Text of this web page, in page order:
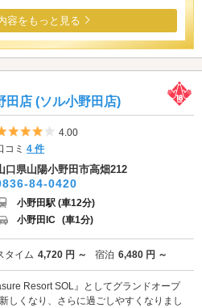
容をもっと見る
店 (ソル小野田店)
5つ星のうち4
4.00
コミ4 件
口県山陽小野田市高畑212
84-0420
小野田駅 (車12分)
小野田IC (車1分)
タイム 4,720 円 ～ 宿泊 6,480 円 ～
Resort SOL』としてグランドオープ
しくなり、さらに過ごしやすくなりまし